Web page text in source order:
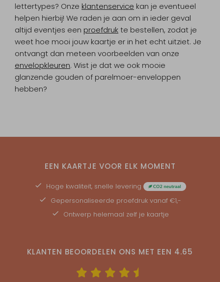
lettertypes? Onze klantenservice kan je eventueel
helpen hierbij! We raden je aan om in ieder geval
altijd eventjes een proefdrukte bestellen, zodat je
weet hoe mooi jouw kaartje er in het echt uitziet. Je
ontvangt dan meteen voorbeelden van onze
envelopkleuren. Wist je dat we ook mooie
glanzende gouden of parelmoer-enveloppen
hebben?
EEN KAARTJE VOOR ELK MOMENT
Hoge kwaliteit, snelle levering
Gepersonaliseerde proefdruk vanaf €1,-
Ontwerp helemaal zelf je kaartje
KLANTEN BEOORDELEN ONS MET EEN 4.65